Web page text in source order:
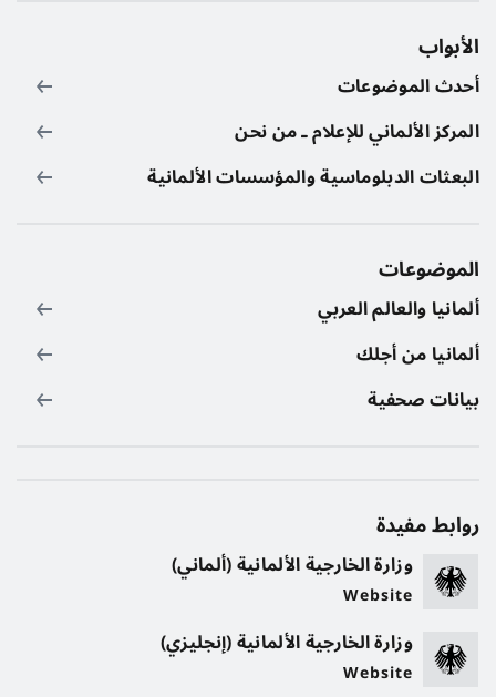
الأبواب
أحدث الموضوعات
المركز الألماني للإعلام ـ من نحن
البعثات الدبلوماسية والمؤسسات الألمانية
الموضوعات
ألمانيا والعالم العربي
ألمانيا من أجلك
بيانات صحفية
روابط مفيدة
وزارة الخارجية الألمانية (ألماني)
Website
وزارة الخارجية الألمانية (إنجليزي)
Website